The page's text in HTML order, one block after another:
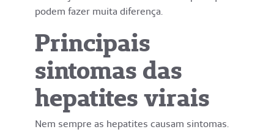
podem fazer muita diferença.
Principais
sintomas das
hepatites virais
Nem sempre as hepatites causam sintomas.